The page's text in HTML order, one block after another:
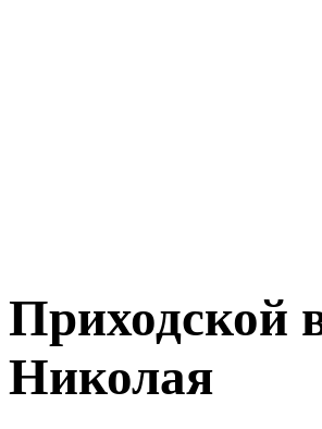
Приходской
Николая